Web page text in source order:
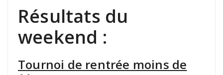
Résultats du
weekend :
Tournoi de rentrée moins de